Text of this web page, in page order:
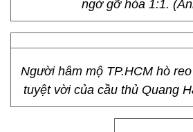
Danh hài Xuân Bắc làm không
Việt Nam tại khu đô thị
U23 Việt Nam gỡ hòa 1:1